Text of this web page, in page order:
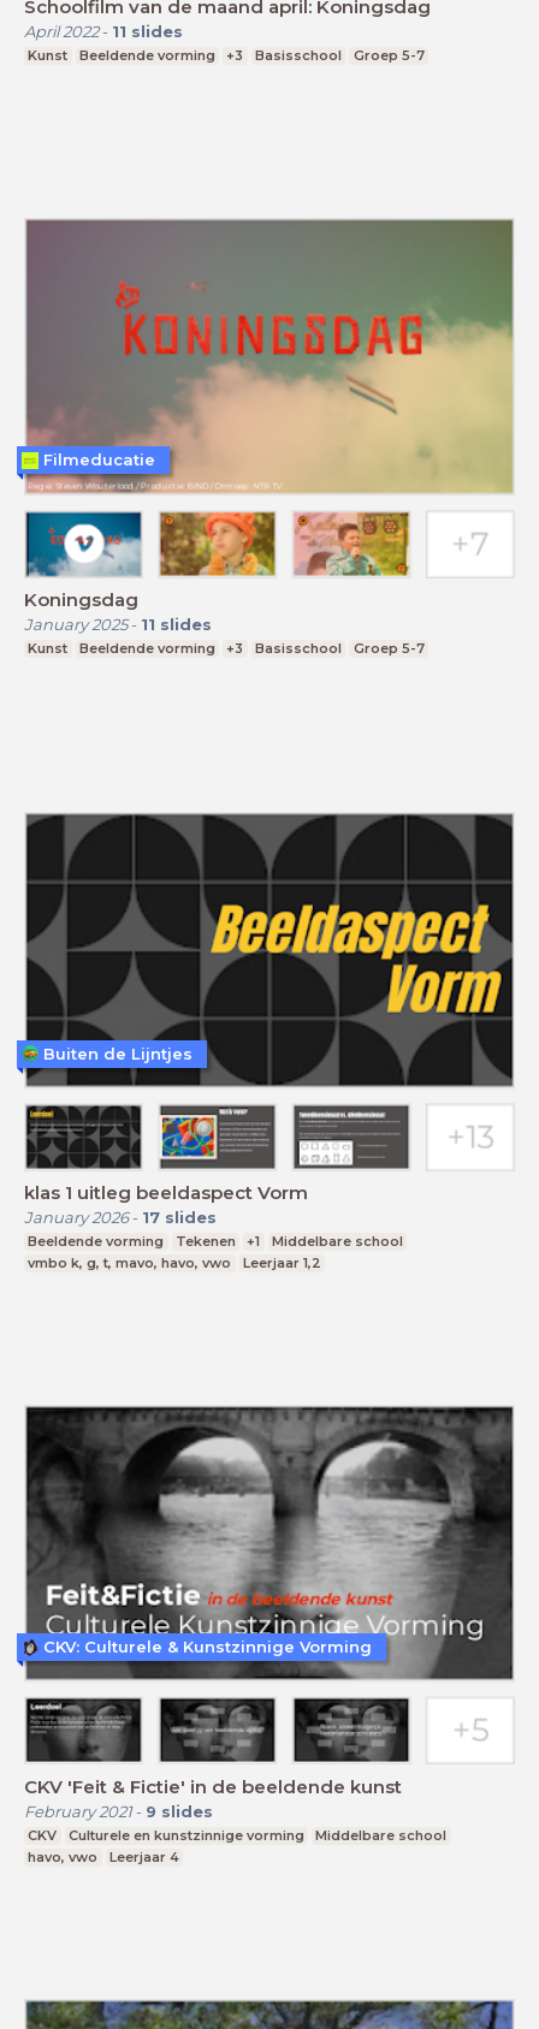
Schoolfilm van de maand april: Koningsdag
April 2022- 11 slides
Kunst Beeldende vorming +3 Basisschool Groep 5-7
Koningsdag
January 2025- 11 slides
Kunst Beeldende vorming +3 Basisschool Groep 5-7
Filmeducatie
klas 1 uitleg beeldaspect Vorm
January 2026- 17 slides
Beeldende vorming Tekenen +1
Middelbare school
vmbo k, g, t, mavo, havo, vwo
Leerjaar 1,2
Buiten de Lijntjes
CKV 'Feit & Fictie' in de beeldende kunst
February 2021- 9 slides
CKV Culturele en kunstzinnige vorming
Middelbare school
havo, vwo
Leerjaar 4
CKV: Culturele & Kunstzinnige Vorming